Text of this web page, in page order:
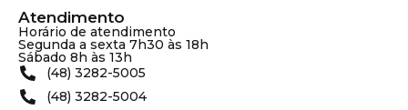
Atendimento
Horário de atendimento
Segunda a sexta 7h30 às 18h
Sábado 8h às 13h
(48) 3282-5005
(48) 3282-5004